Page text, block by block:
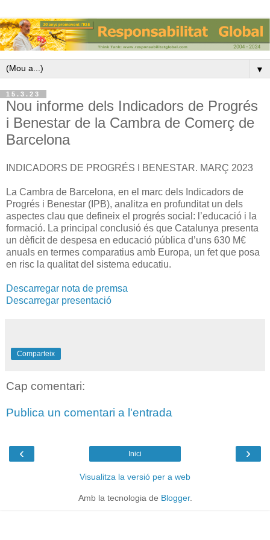
▼
15.3.23
Nou informe dels Indicadors de Progrés
i Benestar de la Cambra de Comerç de
Barcelona
INDICADORS DE PROGRÉS I BENESTAR. MARÇ 2023
La Cambra de Barcelona, en el marc dels Indicadors de
Progrés i Benestar (IPB), analitza en profunditat un dels
aspectes clau que defineix el progrés social: l’educació i la
formació. La principal conclusió és que Catalunya presenta
un dèficit de despesa en educació pública d’uns 630 M€
anuals en termes comparatius amb Europa, un fet que posa
en risc la qualitat del sistema educatiu.
Descarregar nota de premsa
Descarregar presentació
Comparteix
Cap comentari:
Publica un comentari a l'entrada
‹ ›
Inici
Visualitza la versió per a web
Amb la tecnologia de Blogger.